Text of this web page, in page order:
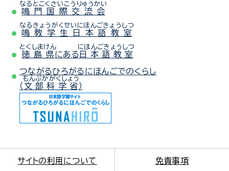
鳴門国際交流会
なるとこくさいこうりゅうかい
鳴教学生日本語教室
なるきょうがくせいにほんごきょうしつ
徳島県
とくしまけん
にある 日本語教室
にほんごきょうしつ
つながるひろがるにほんごでのくらし
（ 文部科学省
もんぶかがくしょう
）
サイトの利用について 免責事項